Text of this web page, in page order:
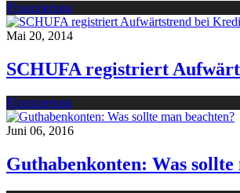
Finanzierung
Mai 20, 2014
SCHUFA registriert
Finanzierung
Juni 06, 2016
Guthabenkonten: Was sollte